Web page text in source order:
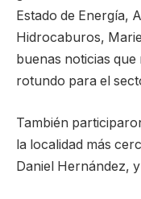
Estado de Energía,
Hidrocaburos,
buenas noticias
rotundo para el
También
la localidad más
Daniel Hernández,